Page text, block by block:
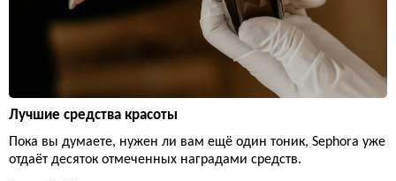
Лучшие средства красоты
Пока вы думаете, нужен ли вам ещё один тоник, Sephora уже
отдаёт десяток отмеченных наградами средств.